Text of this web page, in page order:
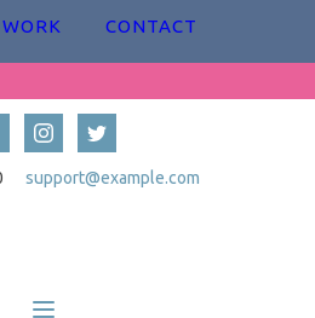
WORK CONTACT
support@example.com